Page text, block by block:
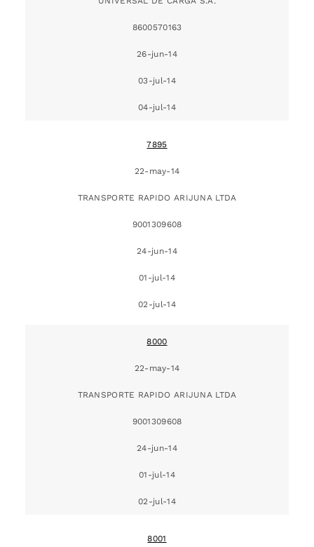
8600570163
26-jun-14
03-jul-14
04-jul-14
7895
22-may-14
TRANSPORTE RAPIDO ARIJUNA LTDA
9001309608
24-jun-14
01-jul-14
02-jul-14
8000
22-may-14
TRANSPORTE RAPIDO ARIJUNA LTDA
9001309608
24-jun-14
01-jul-14
02-jul-14
8001